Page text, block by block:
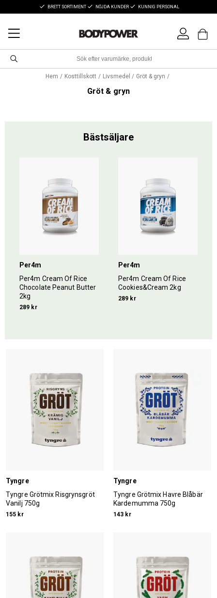
BRETT SORTIMENT NÖJDA KUNDER KUNNIG PERSONAL
Hem Kosttillskott Livsmedel Gröt & gryn
Gröt & gryn
Bästsäljare
Per4m
Per4m Cream Of Rice
Chocolate Peanut Butter
2kg
289 kr
Per4m
Per4m Cream Of Rice
Cookies&Cream 2kg
289 kr
Tyngre
Tyngre Grötmix Risgrynsgröt
Vanilj 750g
155 kr
Tyngre
Tyngre Grötmix Havre Blåbär
Kardemumma 750g
143 kr